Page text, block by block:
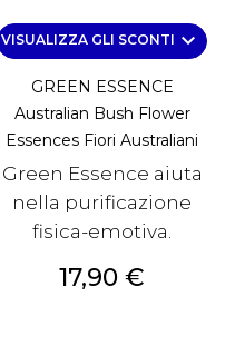
VISUALIZZA GLI SCONTI keyboard_arrow_down
GREEN ESSENCE
Australian Bush Flower
Essences Fiori Australiani
Green Essence aiuta
nella purificazione
fisica-emotiva.
Prezzo
17,90 €